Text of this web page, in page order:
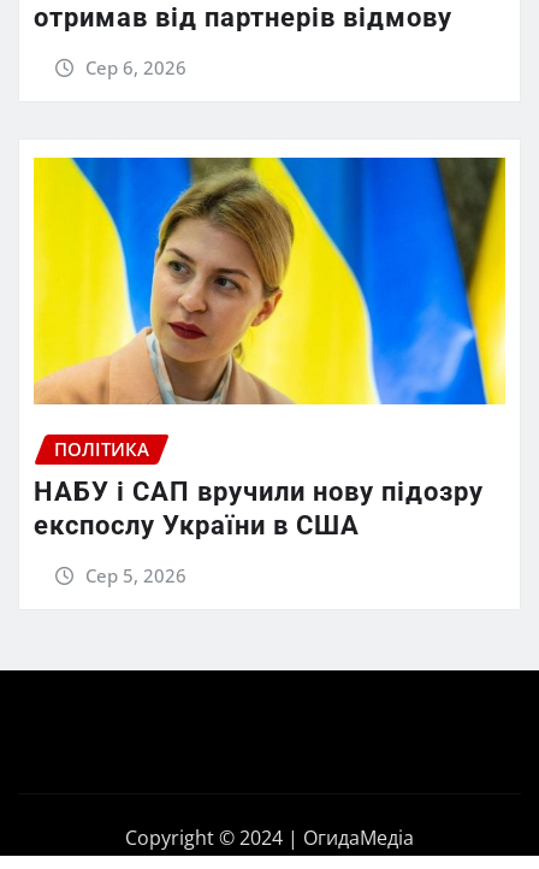
отримав від партнерів відмову
Сер 6, 2026
ПОЛІТИКА
НАБУ і САП вручили нову підозру
експослу України в США
Сер 5, 2026
Copyright © 2024 | ОгидаМедіа